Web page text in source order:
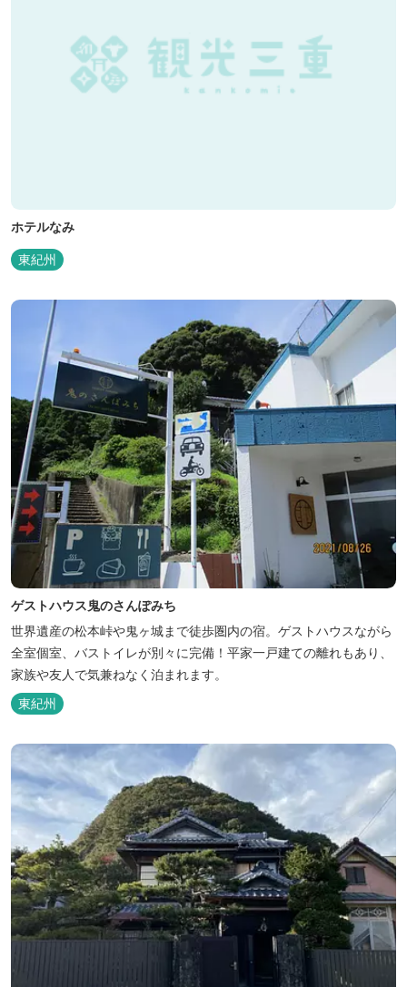
ホテルなみ
東紀州
ゲストハウス鬼のさんぽみち
世界遺産の松本峠や鬼ヶ城まで徒歩圏内の宿。ゲストハウスながら
全室個室、バストイレが別々に完備！平家一戸建ての離れもあり、
家族や友人で気兼ねなく泊まれます。
東紀州